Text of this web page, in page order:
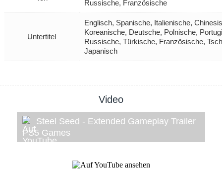
Russische, Französische
Untertitel
Englisch, Spanische, Italienische,
Koreanische, Deutsche, Polnische,
Russische, Türkische, Französische,
Japanisch
Video
Steel Seed - Extended Gameplay Trailer
PS5 Games